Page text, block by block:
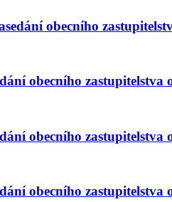
obecního
obecního
obecního
obecního